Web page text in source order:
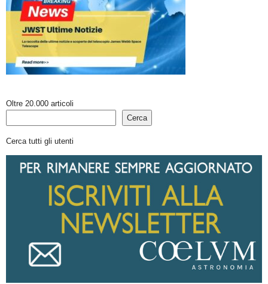
Oltre 20.000 articoli
Cerca
Cerca tutti gli utenti